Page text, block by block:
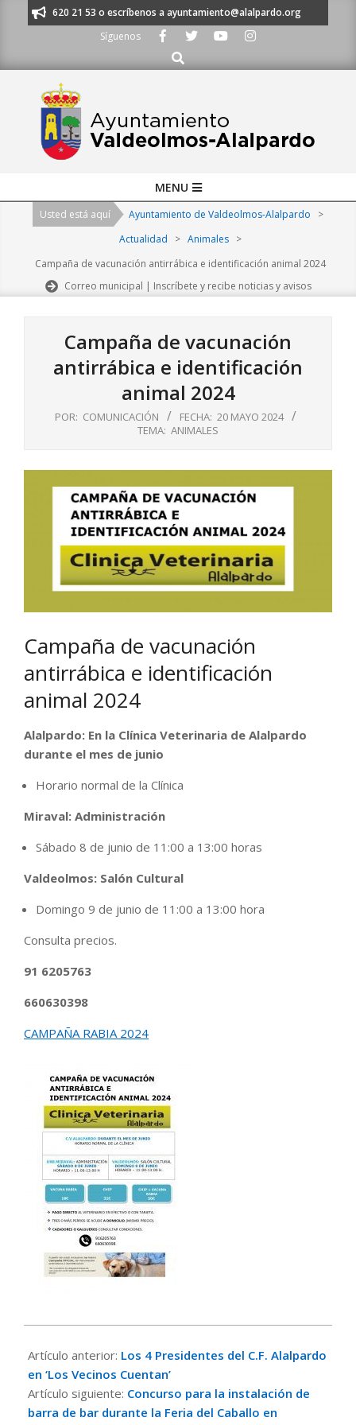
al 91 620 21 53 o escríbenos a ayuntamiento@alalpardo.org
Síguenos
Buscar
Navigation
MENU
Usted está aquí Ayuntamiento de Valdeolmos-Alalpardo
>
Actualidad
> Animales >
Campaña de vacunación antirrábica e identificación animal 2024
Correo municipal | Inscríbete y recibe noticias y avisos
Campaña de vacunación
antirrábica e identificación
animal 2024
POR: COMUNICACIÓN FECHA: 20 MAYO 2024
TEMA: ANIMALES
Campaña de vacunación
antirrábica e identificación
animal 2024
Alalpardo: En la Clínica Veterinaria de Alalpardo
durante el mes de junio
Horario normal de la Clínica
Miraval: Administración
Sábado 8 de junio de 11:00 a 13:00 horas
Valdeolmos: Salón Cultural
Domingo 9 de junio de 11:00 a 13:00 hora
Consulta precios.
91 6205763
660630398
CAMPAÑA RABIA 2024
05-
20
Artículo anterior: Los 4 Presidentes del C.F. Alalpardo
en ‘Los Vecinos Cuentan’
Artículo siguiente: Concurso para la instalación de
barra de bar durante la Feria del Caballo en